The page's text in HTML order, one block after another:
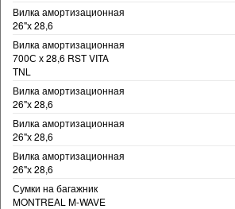
Вилка амортизационная
26"х 28,6
Вилка амортизационная
700С х 28,6 RST VITA
TNL
Вилка амортизационная
26"х 28,6
Вилка амортизационная
26"х 28,6
Вилка амортизационная
26"х 28,6
Сумки на багажник
MONTREAL M-WAVE